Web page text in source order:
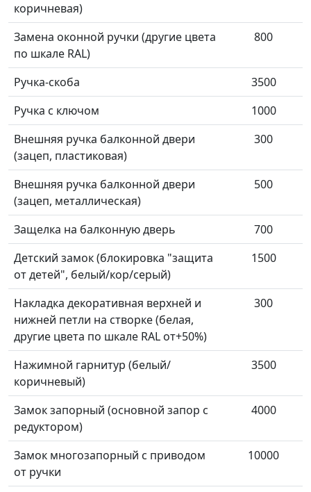
коричневая)
Замена оконной ручки (другие цвета
по шкале RAL)
800
Ручка-скоба
3500
Ручка с ключом
1000
Внешняя ручка балконной двери
(зацеп, пластиковая)
300
Внешняя ручка балконной двери
(зацеп, металлическая)
500
Защелка на балконную дверь
700
Детский замок (блокировка "защита
от детей", белый/кор/серый)
1500
Накладка декоративная верхней и
нижней петли на створке (белая,
другие цвета по шкале RAL от+50%)
300
Нажимной гарнитур (белый/
коричневый)
3500
Замок запорный (основной запор с
редуктором)
4000
Замок многозапорный с приводом
от ручки
10000